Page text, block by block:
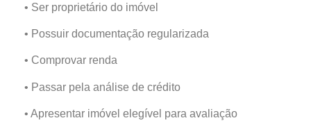
• Ser proprietário do imóvel
• Possuir documentação regularizada
• Comprovar renda
• Passar pela análise de crédito
• Apresentar imóvel elegível para avaliação